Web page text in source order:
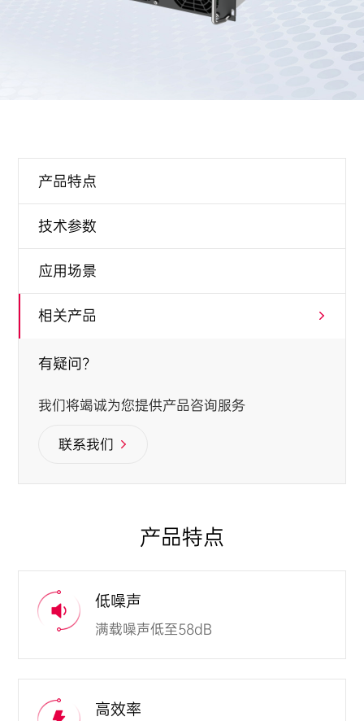
产品特点
技术参数
应用场景
相关产品
有疑问？
我们将竭诚为您提供产品咨询服务
联系我们
产品特点
低噪声
满载噪声低至58dB
高效率